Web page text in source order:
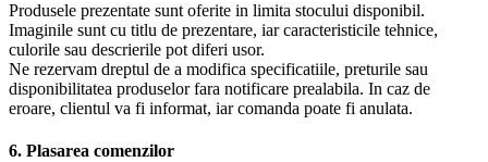
Produsele prezentate sunt oferite in limita stocului disponibil.
Imaginile sunt cu titlu de prezentare, iar caracteristicile tehnice,
culorile sau descrierile pot diferi usor.
Ne rezervam dreptul de a modifica specificatiile, preturile sau
disponibilitatea produselor fara notificare prealabila. In caz de
eroare, clientul va fi informat, iar comanda poate fi anulata.
6. Plasarea comenzilor